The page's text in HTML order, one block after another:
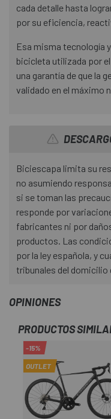
cada detalle hasta
por su eficiencia,
Esa misma tecnología
bicicleta utilizada por el
una garantía de que la
validado en el máximo
Biciescapa limita su
no asumiendo
si se toman las
responde por
fabricantes ni por
productos. Las
por la ley española, y
tribunales del domicilio
OPINIONES
PRODUCTOS
-15%
OUTLET